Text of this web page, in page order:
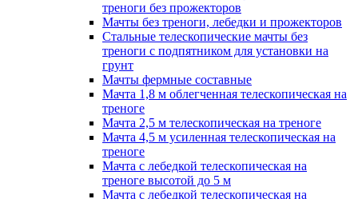
треноги без прожекторов
Мачты без треноги, лебедки и прожекторов
Стальные телескопические мачты без
треноги с подпятником для установки на
грунт
Мачты фермные составные
Мачта 1,8 м облегченная телескопическая на
треноге
Мачта 2,5 м телескопическая на треноге
Мачта 4,5 м усиленная телескопическая на
треноге
Мачта с лебедкой телескопическая на
треноге высотой до 5 м
Мачта с лебедкой телескопическая на